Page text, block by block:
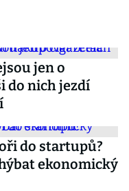
jen o
do nich jezdí
do startupů?
ekonomický